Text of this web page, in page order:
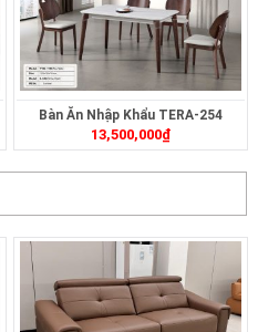
Bàn Ăn Nhập Khẩu TERA-254
13,500,000₫